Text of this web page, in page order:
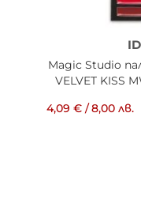
Magic Studio
VELVET KISS
4,09 € /8,00 лв.